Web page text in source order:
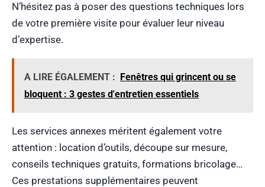
N’hésitez pas à poser des questions techniques lors
de votre première visite pour évaluer leur niveau
d’expertise.
A LIRE ÉGALEMENT : Fenêtres qui grincent ou se
bloquent : 3 gestes d'entretien essentiels
Les services annexes méritent également votre
attention : location d’outils, découpe sur mesure,
conseils techniques gratuits, formations bricolage…
Ces prestations supplémentaires peuvent